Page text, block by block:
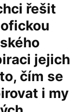
řešit
jejich
čím se
i my